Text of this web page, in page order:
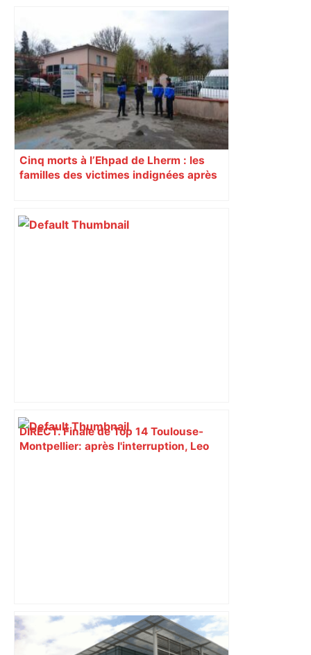
Mort mystérieuse près de Toulouse :
une émission de M6 revient sur l'affaire
Christian Abraham, retrouvé la gorge
tranchée et recouvert de feuilles il y a
deux ans – ladepeche.fr
Cinq morts à l’Ehpad de Lherm : les
familles des victimes indignées après
DIRECT. Finale de Top 14 Toulouse-
Montpellier: après l'interruption, Leo
Les voisins entendent les cris d’une
femme en détresse et appellent la